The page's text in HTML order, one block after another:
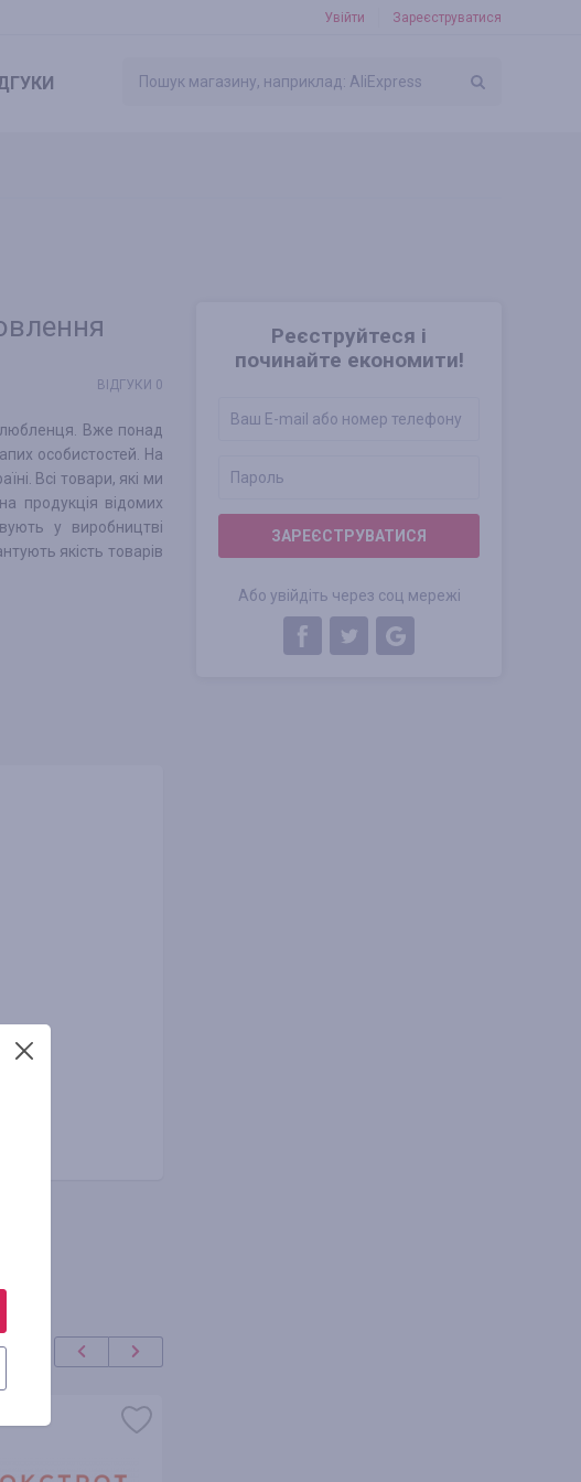
Увійти Зареєструватися
Реєструйтеся і
починайте економити!
ЗАРЕЄСТРУВАТИСЯ
Або увійдіть через соц мережі
ВІДГУКИ 0
Вже понад
особистостей. На
Всі товари, які ми
продукція відомих
у виробництві
якість товарів